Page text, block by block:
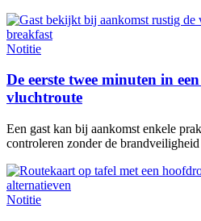
Notitie
De eerste twee minuten in
vluchtroute
Een gast kan bij aankomst enkele
controleren zonder de
Notitie